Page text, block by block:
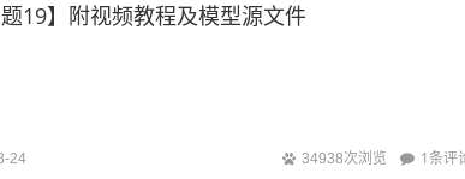
19】附视频教程及模型源文件
24 34938次浏览 1条评